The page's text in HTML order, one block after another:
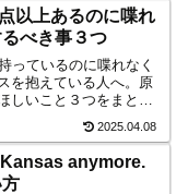
以上あるのに喋れ
べき事３つ
っているのに喋れなく
を抱えている人へ。原
しいこと３つをまとめ
すべきですがいきなり
。正しい順番を紹介し
2025.04.08
anymore.